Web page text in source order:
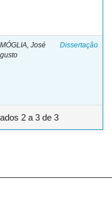
José
Dissertação
2 a 3 de 3